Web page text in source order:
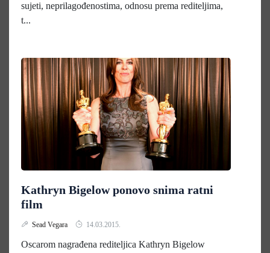
sujeti, neprilagođenostima, odnosu prema rediteljima,
t...
Kathryn Bigelow ponovo snima ratni
film
Sead Vegara 14.03.2015.
Oscarom nagrađena rediteljica Kathryn Bigelow